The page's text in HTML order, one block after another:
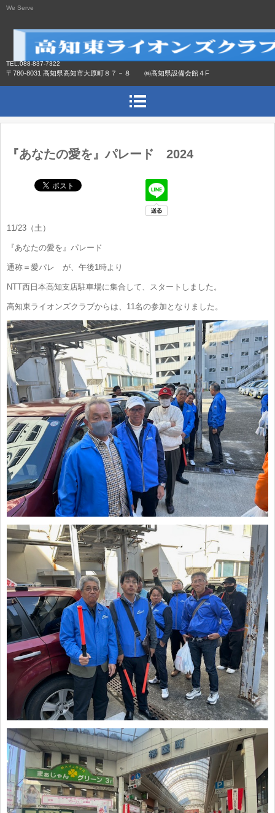
We Serve
TEL.088-837-7322
〒780-8031 高知県高知市大原町８７－８ ㈱高知県設備会館４F
『あなたの愛を』パレード 2024
11/23（土）
『あなたの愛を』パレード
通称＝愛パレ が、午後1時より
NTT西日本高知支店駐車場に集合して、スタートしました。
高知東ライオンズクラブからは、11名の参加となりました。